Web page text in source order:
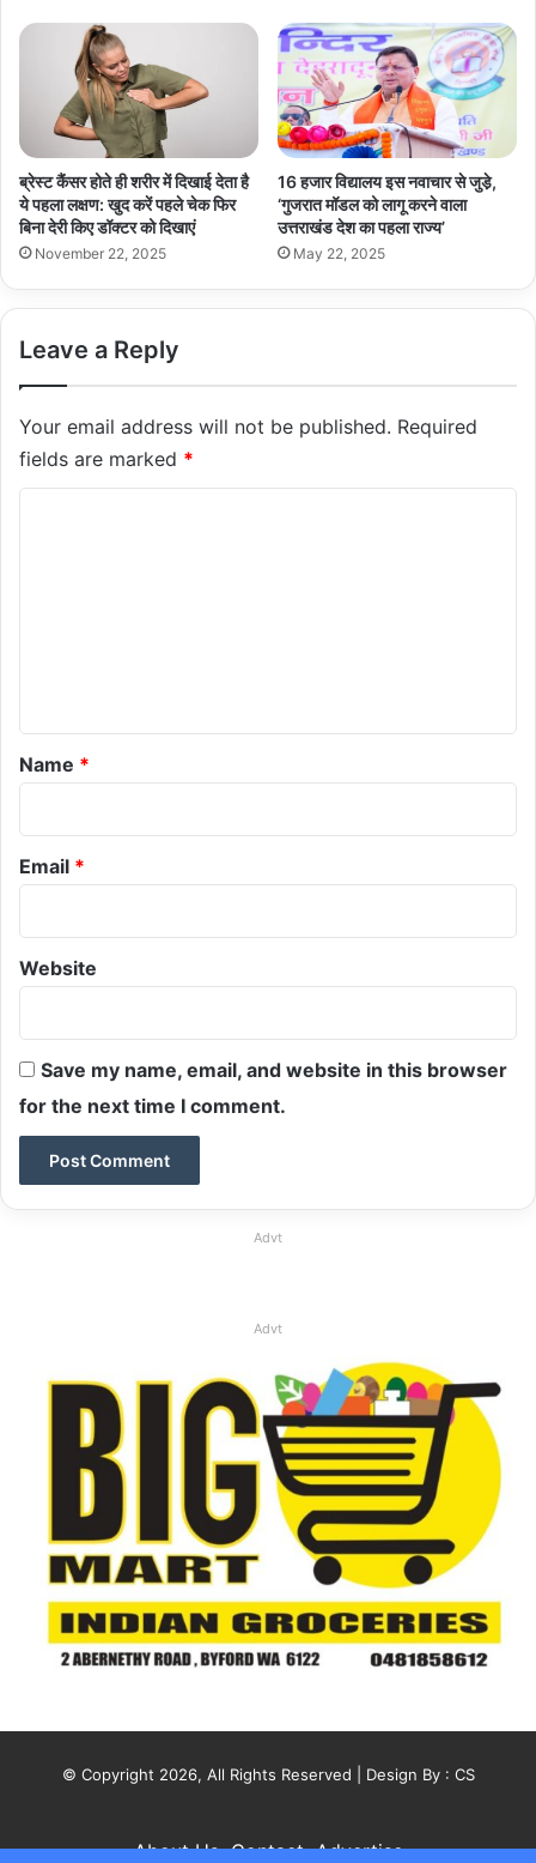
ब्रेस्ट कैंसर होते ही शरीर में दिखाई देता है
ये पहला लक्षण: खुद करें पहले चेक फिर
बिना देरी किए डॉक्टर को दिखाएं
November 22, 2025
16 हजार विद्यालय इस नवाचार से जुडे़,
‘गुजरात मॉडल को लागू करने वाला
उत्तराखंड देश का पहला राज्य’
May 22, 2025
Leave a Reply
Your email address will not be published. Required
fields are marked *
*
Name *
Email *
Website
Save my name, email, and website in this browser
for the next time I comment.
Advt
Advt
© Copyright 2026, All Rights Reserved | Design By : CS
About Us Contact Advertise